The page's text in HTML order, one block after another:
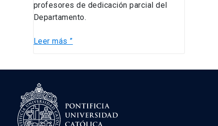
profesores de dedicación parcial del
Departamento.
Leer más ”